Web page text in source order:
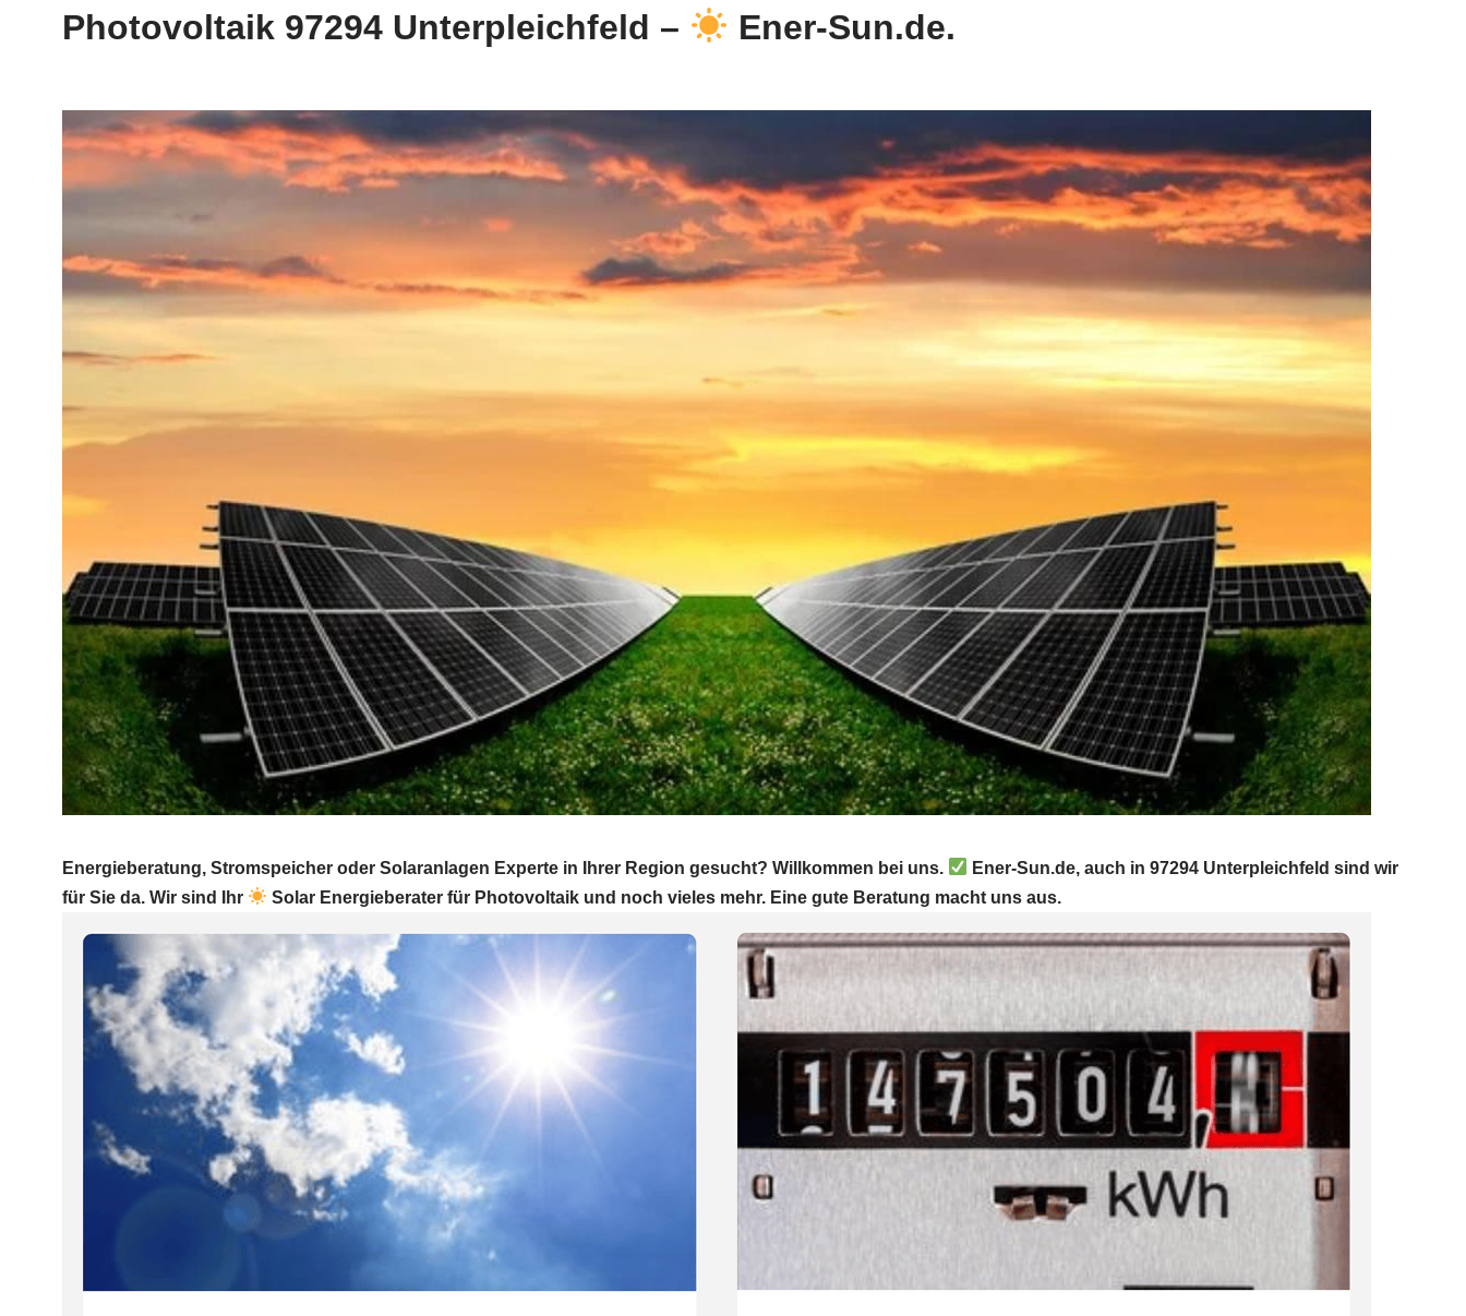
Photovoltaik 97294 Unterpleichfeld – Ener-Sun.de.
Energieberatung, Stromspeicher oder Solaranlagen Experte in Ihrer Region gesucht? Willkommen bei uns.
Ener-Sun.de, auch in 97294 Unterpleichfeld sind wir
für Sie da. Wir sind Ihr
Solar Energieberater für Photovoltaik und noch vieles mehr. Eine gute Beratung macht uns aus.